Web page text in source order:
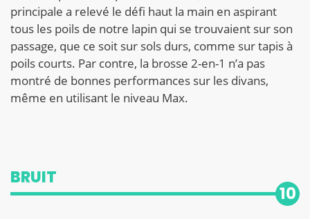
principale a relevé le défi haut la main en aspirant
tous les poils de notre lapin qui se trouvaient sur son
passage, que ce soit sur sols durs, comme sur tapis à
poils courts. Par contre, la brosse 2-en-1 n’a pas
montré de bonnes performances sur les divans,
même en utilisant le niveau Max.
BRUIT
10